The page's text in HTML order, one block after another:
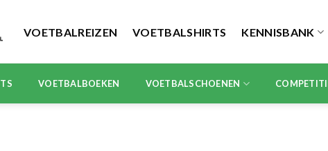
VOETBALREIZEN VOETBALSHIRTS KENNISBANK
VOETBALBOEKEN VOETBALSCHOENEN